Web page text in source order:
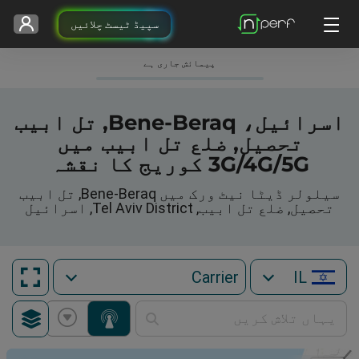
سپیڈ ٹیسٹ چلائیں
پیمائش جاری ہے
اسرائیل، Bene-Beraq, تل ابیب
تحصیل, ضلع تل ابیب میں
3G/4G/5G کوریج کا نقشہ
سیلولر ڈیٹا نیٹ ورک میں Bene-Beraq, تل ابیب
تحصیل, ضلع تل ابیب, Tel Aviv District, اسرائیل
IL